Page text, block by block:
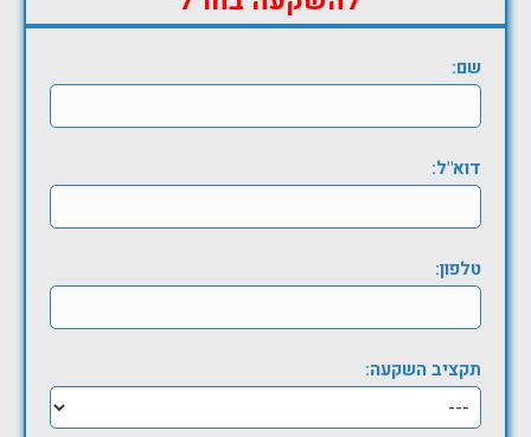
שם:
דוא"ל:
טלפון:
תקציב השקעה: